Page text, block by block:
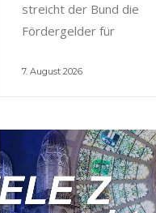
streicht der Bund die
Fördergelder für
7. August 2026